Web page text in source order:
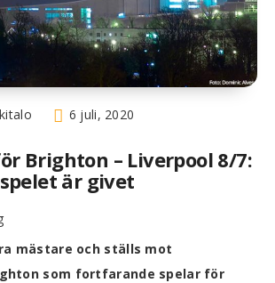
6 juli, 2020
Brighton – Liverpool 8/7:
är givet
mästare och ställs mot
som fortfarande spelar för